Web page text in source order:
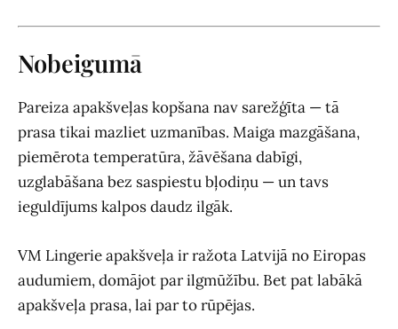
Nobeigumā
Pareiza apakšveļas kopšana nav sarežģīta — tā
prasa tikai mazliet uzmanības. Maiga mazgāšana,
piemērota temperatūra, žāvēšana dabīgi,
uzglabāšana bez saspiestu bļodiņu — un tavs
ieguldījums kalpos daudz ilgāk.
VM Lingerie apakšveļa ir ražota Latvijā no Eiropas
audumiem, domājot par ilgmūžību. Bet pat labākā
apakšveļa prasa, lai par to rūpējas.